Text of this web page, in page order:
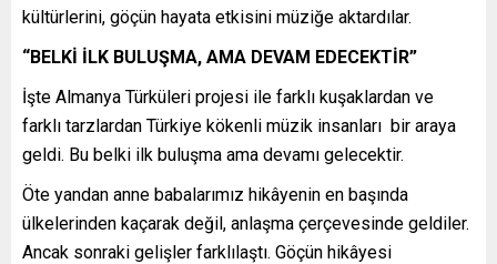
kültürlerini, göçün hayata etkisini müziğe aktardılar.
“BELKİ İLK BULUŞMA, AMA DEVAM EDECEKTİR”
İşte Almanya Türküleri projesi ile farklı kuşaklardan ve
farklı tarzlardan Türkiye kökenli müzik insanları bir araya
geldi. Bu belki ilk buluşma ama devamı gelecektir.
Öte yandan anne babalarımız hikâyenin en başında
ülkelerinden kaçarak değil, anlaşma çerçevesinde geldiler.
Ancak sonraki gelişler farklılaştı. Göçün hikâyesi